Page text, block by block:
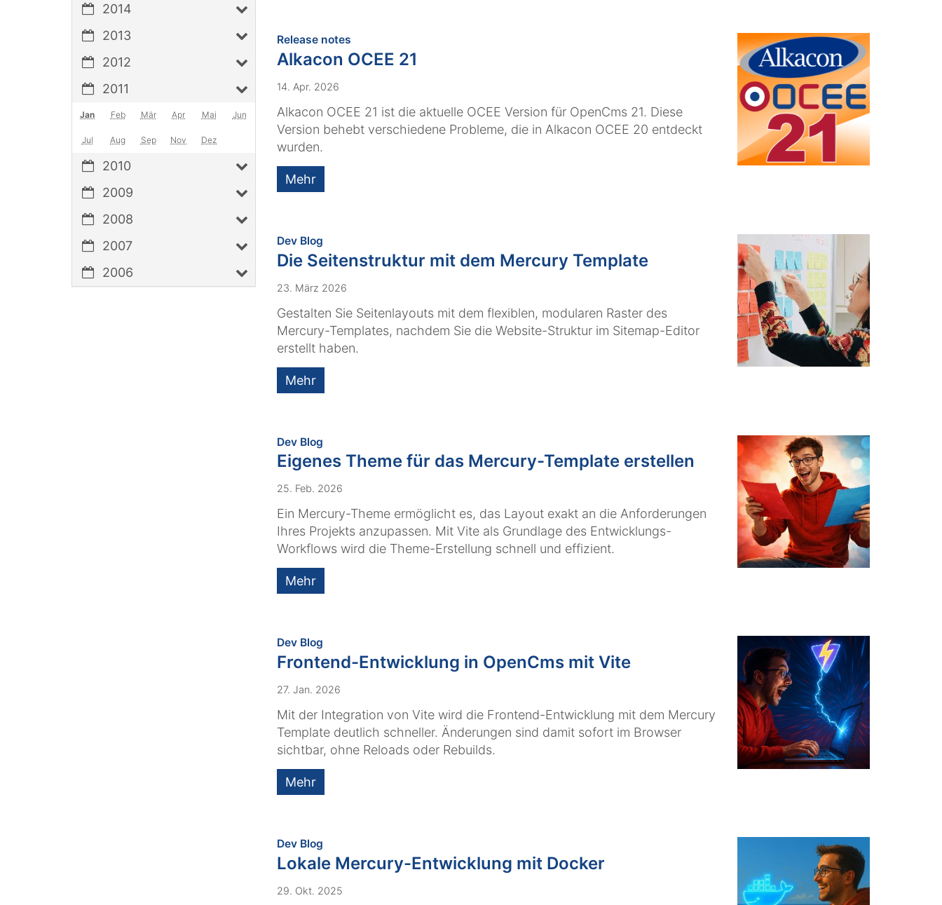
Release notes:
Alkacon OCEE 21
14. Apr. 2026
Alkacon OCEE 21 ist die aktuelle OCEE Version für OpenCms 21. Diese
Version behebt verschiedene Probleme, die in Alkacon OCEE 20 entdeckt
wurden.
Mehr
Dev Blog:
Die Seitenstruktur mit dem Mercury Template
23. März 2026
Gestalten Sie Seitenlayouts mit dem flexiblen, modularen Raster des
Mercury-Templates, nachdem Sie die Website-Struktur im Sitemap-Editor
erstellt haben.
Mehr
Dev Blog:
Eigenes Theme für das Mercury-Template erstellen
25. Feb. 2026
Ein Mercury-Theme ermöglicht es, das Layout exakt an die Anforderungen
Ihres Projekts anzupassen. Mit Vite als Grundlage des Entwicklungs-
Workflows wird die Theme-Erstellung schnell und effizient.
Mehr
Dev Blog:
Frontend-Entwicklung in OpenCms mit Vite
27. Jan. 2026
Mit der Integration von Vite wird die Frontend-Entwicklung mit dem Mercury
Template deutlich schneller. Änderungen sind damit sofort im Browser
sichtbar, ohne Reloads oder Rebuilds.
Mehr
Dev Blog:
Lokale Mercury-Entwicklung mit Docker
29. Okt. 2025
2014
2013
2012
2011
Jan Feb Mär Apr Mai Jun
Jul Aug Sep Nov Dez
2010
2009
2008
2007
2006